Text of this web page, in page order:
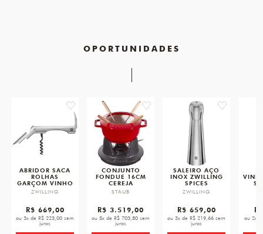
OPORTUNIDADES
favorite
ABRIDOR SACA
ROLHAS
GARÇOM VINHO
ZWILLING
R$ 669,00
ou 3x de R$ 223,00 sem
juros
favorite
CONJUNTO
FONDUE 16CM
CEREJA
STAUB
R$ 3.519,00
ou 5x de R$ 703,80 sem
juros
favorite
SALEIRO AÇO
INOX ZWILLING
SPICES
ZWILLING
R$ 659,00
ou 3x de R$ 219,66 sem
juros
ou 2x